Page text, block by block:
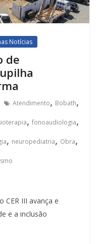
Notícias
de
Atendimento, Bobath,
,fonoaudiologia,
, neuropediatria, Obra,
CER III avança e
e a inclusão